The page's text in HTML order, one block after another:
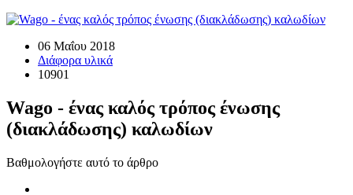
06 Μαΐου 2018
Διάφορα υλικά
10901
Wago - ένας καλός τρόπος ένωσης
(διακλάδωσης) καλωδίων
Βαθμολογήστε αυτό το άρθρο